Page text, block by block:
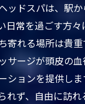
ー続出のヘッド
変わり目におすす
リラックス空間
の合間にも立ち
ドバイスでさら
ッドスパは、駅
日常を過ごす方々
寄れる場所は貴
サージが頭皮の
ションを提供し
れず、自由に訪れ